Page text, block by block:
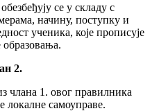
се у складу с
начину, поступку и
ученика, које прописује
2.
члана 1. овог правилника
локалне самоуправе.